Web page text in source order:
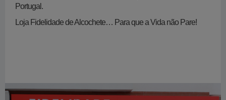
Portugal.
Loja Fidelidade de Alcochete… Para que a Vida não Pare!